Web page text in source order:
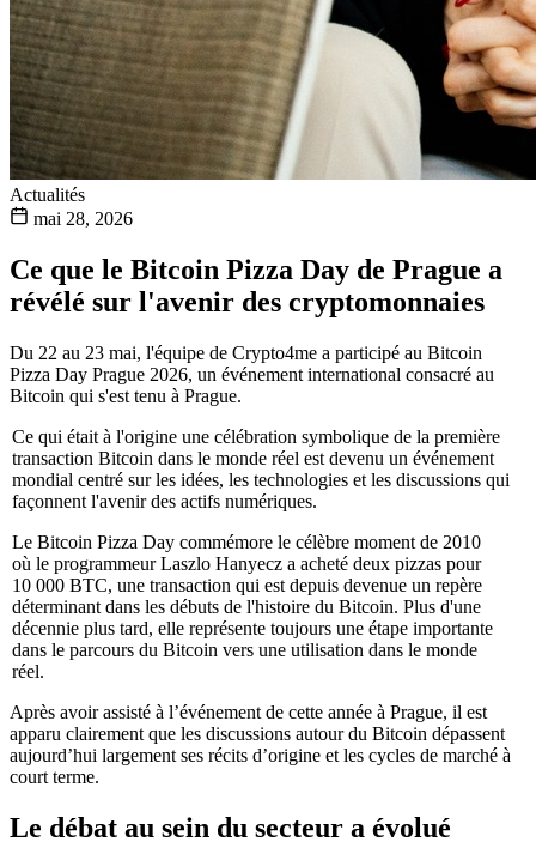
Actualités
mai 28, 2026
Ce que le Bitcoin Pizza Day de Prague a
révélé sur l'avenir des cryptomonnaies
Du 22 au 23 mai, l'équipe de Crypto4me a participé au Bitcoin
Pizza Day Prague 2026, un événement international consacré au
Bitcoin qui s'est tenu à Prague.
Ce qui était à l'origine une célébration symbolique de la première
transaction Bitcoin dans le monde réel est devenu un événement
mondial centré sur les idées, les technologies et les discussions qui
façonnent l'avenir des actifs numériques.
Le Bitcoin Pizza Day commémore le célèbre moment de 2010
où le programmeur Laszlo Hanyecz a acheté deux pizzas pour
10 000 BTC, une transaction qui est depuis devenue un repère
déterminant dans les débuts de l'histoire du Bitcoin. Plus d'une
décennie plus tard, elle représente toujours une étape importante
dans le parcours du Bitcoin vers une utilisation dans le monde
réel.
Après avoir assisté à l’événement de cette année à Prague, il est
apparu clairement que les discussions autour du Bitcoin dépassent
aujourd’hui largement ses récits d’origine et les cycles de marché à
court terme.
Le débat au sein du secteur a évolué